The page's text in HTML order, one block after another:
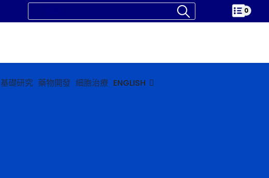
0
基礎研究 藥物開發 細胞治療 ENGLISH